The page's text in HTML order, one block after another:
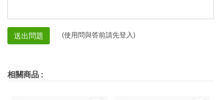
送出問題 (使用問與答前請先登入)
相關商品 :